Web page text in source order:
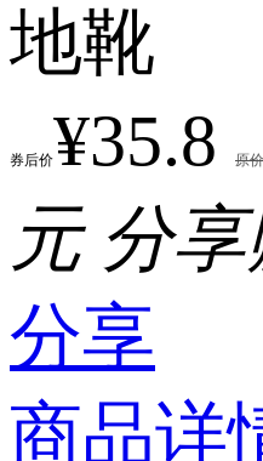
地靴
券后价¥35.8 原
元 分
分享
商品详